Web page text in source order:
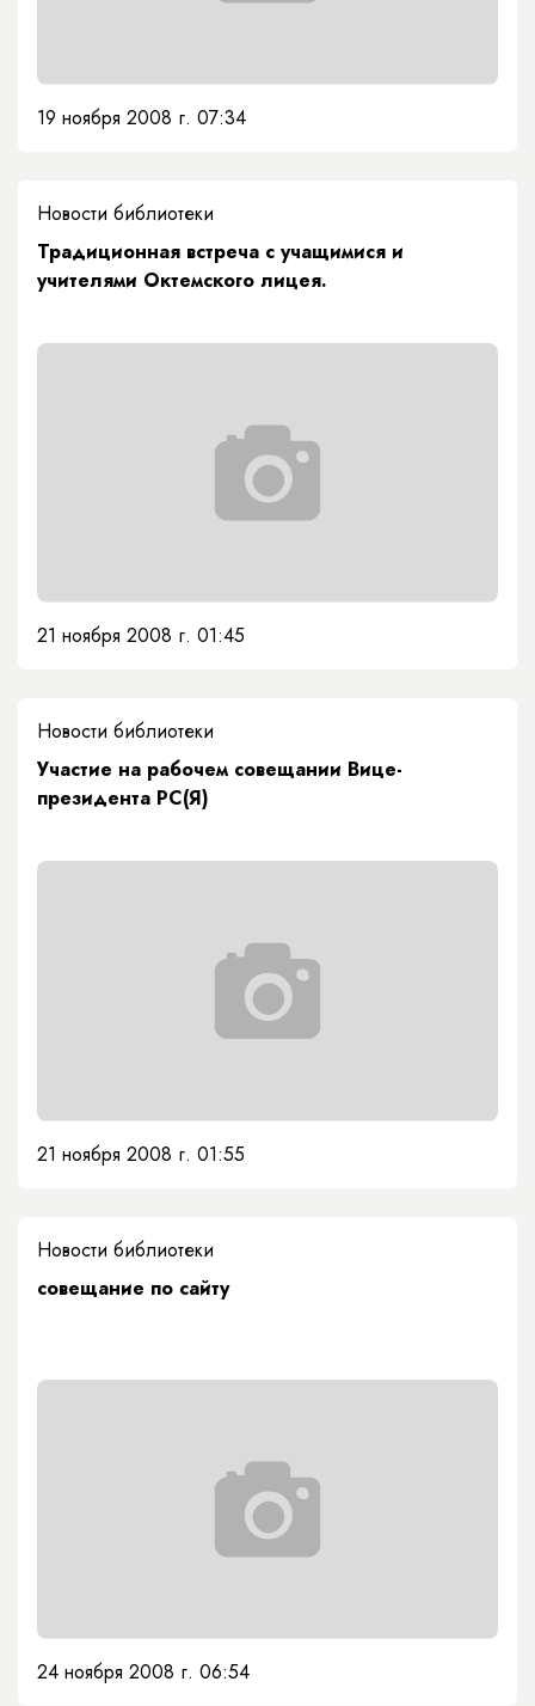
19 ноября 2008 г. 07:34
Новости библиотеки
Традиционная встреча с учащимися и
учителями Октемского лицея.
21 ноября 2008 г. 01:45
Новости библиотеки
Участие на рабочем совещании Вице-
президента РС(Я)
21 ноября 2008 г. 01:55
Новости библиотеки
совещание по сайту
24 ноября 2008 г. 06:54